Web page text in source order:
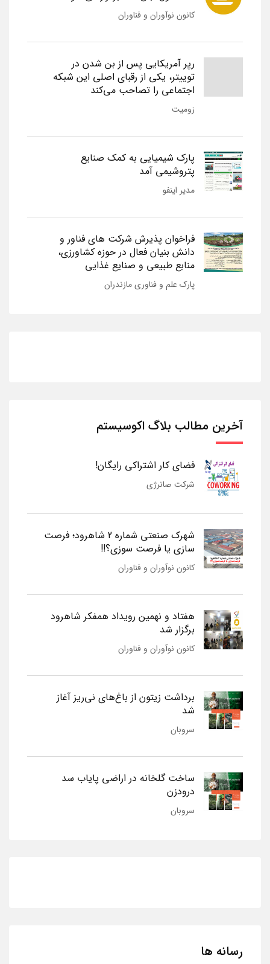
کانون نوآوران و فناوران
رپر آمریکایی پس از بن شدن در
توییتر، یکی از رقبای اصلی این شبکه
اجتماعی را تصاحب می‌کند
زومیت
پارک شیمیایی به کمک صنایع
پتروشیمی آمد
مدیر اینفو
فراخوان پذیرش شرکت های فناور و
دانش بنیان فعال در حوزه کشاورزی،
منابع طبیعی و صنایع غذایی
پارک علم و فناوری مازندران
آخرین مطالب بلاگ اکوسیستم
فضای کار اشتراکی رایگان!
شرکت صانرژی
شهرک صنعتی شماره 2 شاهرود؛ فرصت
سازی یا فرصت سوزی؟!!
کانون نوآوران و فناوران
هفتاد و نهمین رویداد همفکر شاهرود
برگزار شد
کانون نوآوران و فناوران
برداشت زیتون از باغ‌های نی‌ریز آغاز
شد
سروبان
ساخت گلخانه در اراضی پایاب سد
درودزن
سروبان
رسانه ها